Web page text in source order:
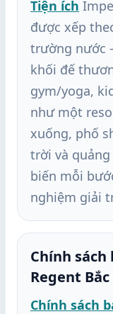
Tiện ích
được xếp
trường nước
khối đế
gym/yoga,
như một
xuống, phố
trời và
biến mỗi
nghiệm giải
Chính
Regent
Chính sách